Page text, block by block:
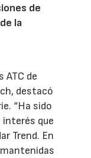
de
la
ATC de
destacó
“Ha sido
que
Trend. En